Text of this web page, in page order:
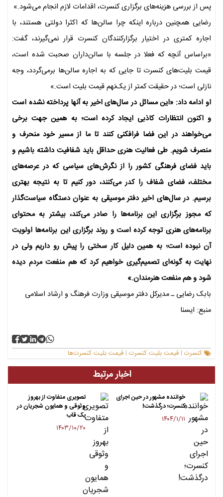
پس از بررسی هزینه‌های برگزاری کنسرت، اقدامات لازم انجام می‌شود.»
رضایی همچنین درباره اینکه چرا سالن‌ها که اکثرا دولتی هستند، با
اجاره کمتری در اختیار برگزارکنندگان کنسرت قرار نمی‌گیرند، گفت:
«براساس آنچه که فعلا در جلسه با سالن‌داران صحبت شده است،
قیمت بلیت‌های کنسرت تا جایی که به اجاره سالن‌ها برمی‌گردد، وجه
نازلی است؛ در حقیقت کمتر از یک‌نهم قیمت بلیت است.»
او ادامه داد: «این مسائل در سال‌های اخیر به آنها پرداخته نشده است
و اکنون انتظارات کاذبی ایجاد کرده است؛ به همین جهت برخی
می‌خواهند در این فضا فرافکنی کنند تا ما از مسیر خود منحرف و
منصرف شویم. طی فعالیت هنری حداقل باید شفافیت داشته باشیم و
باید فضای فرهنگی کشور را از نگرش‌های سیاسی که در عرصه‌های
مختلف، فضای شفاف را کدر می‌کنند، دور کنیم تا به نتیجه بهتری
برسیم. در سال‌های اخیر دفتر موسیقی به عنوان دستگاه سیاست‌گذار
که مجوز برگزاری این برنامه‌ها را صادر می‌کند، بیشتر به محتوای
برنامه‌های هنری توجه کرده است و روند برگزاری این برنامه‌ها اولویت
آن نبوده است؛ به همین دلیل کار سختی را پیش رو داریم ولی در
نهایت به گونه‌ای تصمیم‌گیری خواهیم کرد که هم منفعت مردم دیده
شود و هم منفعت هنرمندان.»
بابک رضایی ـ مدیرکل دفتر موسیقی وزارت فرهنگ و ارشاد اسلامی
منبع: ایسنا
کنسرت | قیمت بلیت کنسرت | قیمت بلیت‌ کنسرت‌ها
اخبار مرتبط
خواننده مشهور در حین اجرای
کنسرت؛ درگذشت!
۱۴۰۴/۱/۱۱
تصویری متفاوت از بهروز
وثوقی و همایون شجریان در
یک قاب
۱۴۰۳/۱۰/۲۰